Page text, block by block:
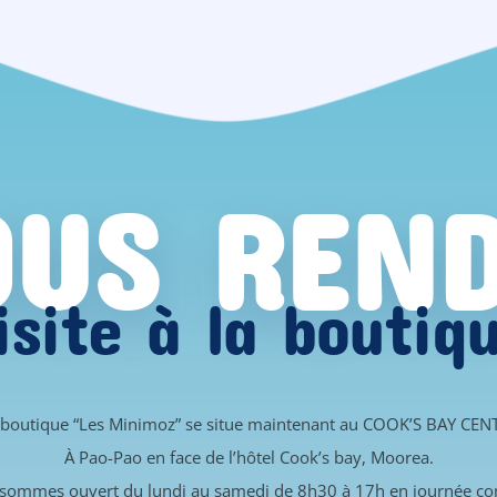
à la
“Les Minimoz” se situe maintenant au COOK’S BAY
À Pao-Pao en face de l’hôtel Cook’s bay, Moorea.
ouvert du lundi au samedi de 8h30 à 17h en journée